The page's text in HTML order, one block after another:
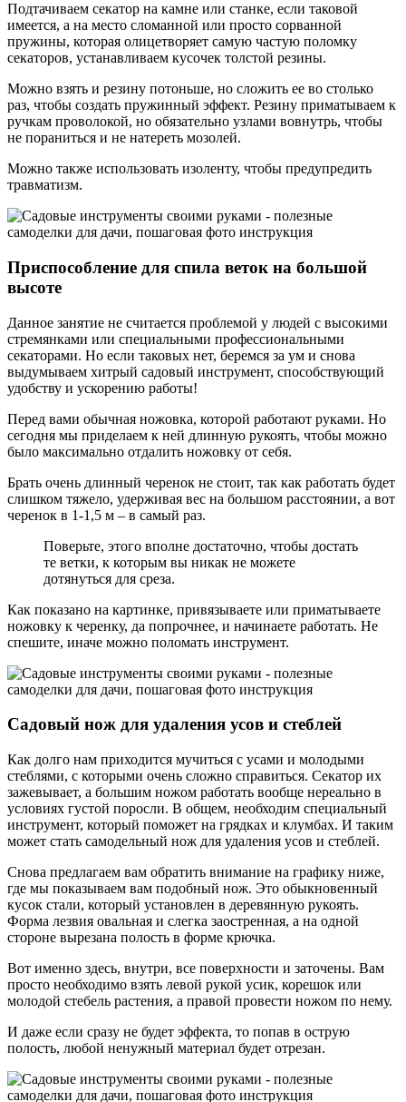
Подтачиваем секатор на камне или станке, если таковой
имеется, а на место сломанной или просто сорванной
пружины, которая олицетворяет самую частую поломку
секаторов, устанавливаем кусочек толстой резины.
Можно взять и резину потоньше, но сложить ее во столько
раз, чтобы создать пружинный эффект. Резину приматываем к
ручкам проволокой, но обязательно узлами вовнутрь, чтобы
не пораниться и не натереть мозолей.
Можно также использовать изоленту, чтобы предупредить
травматизм.
Приспособление для спила веток на большой
высоте
Данное занятие не считается проблемой у людей с высокими
стремянками или специальными профессиональными
секаторами. Но если таковых нет, беремся за ум и снова
выдумываем хитрый садовый инструмент, способствующий
удобству и ускорению работы!
Перед вами обычная ножовка, которой работают руками. Но
сегодня мы приделаем к ней длинную рукоять, чтобы можно
было максимально отдалить ножовку от себя.
Брать очень длинный черенок не стоит, так как работать будет
слишком тяжело, удерживая вес на большом расстоянии, а вот
черенок в 1-1,5 м – в самый раз.
Поверьте, этого вполне достаточно, чтобы достать
те ветки, к которым вы никак не можете
дотянуться для среза.
Как показано на картинке, привязываете или приматываете
ножовку к черенку, да попрочнее, и начинаете работать. Не
спешите, иначе можно поломать инструмент.
Садовый нож для удаления усов и стеблей
Как долго нам приходится мучиться с усами и молодыми
стеблями, с которыми очень сложно справиться. Секатор их
зажевывает, а большим ножом работать вообще нереально в
условиях густой поросли. В общем, необходим специальный
инструмент, который поможет на грядках и клумбах. И таким
может стать самодельный нож для удаления усов и стеблей.
Снова предлагаем вам обратить внимание на графику ниже,
где мы показываем вам подобный нож. Это обыкновенный
кусок стали, который установлен в деревянную рукоять.
Форма лезвия овальная и слегка заостренная, а на одной
стороне вырезана полость в форме крючка.
Вот именно здесь, внутри, все поверхности и заточены. Вам
просто необходимо взять левой рукой усик, корешок или
молодой стебель растения, а правой провести ножом по нему.
И даже если сразу не будет эффекта, то попав в острую
полость, любой ненужный материал будет отрезан.